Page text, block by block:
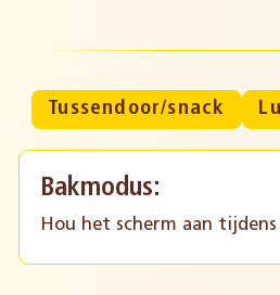
Tussendoor/snack
Bakmodus:
Hou het scherm aan